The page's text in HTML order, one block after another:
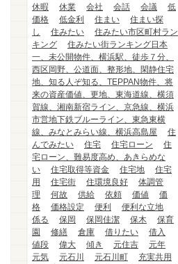
休暇
休業 会社 会話 会議
低
価格
低金利 住まい
住まい探
し
住みたい
住みたい市区町村ラン
キング
住みたい街ランキング日本
一、未公開物件、横浜駅、徒歩７分、
西区岡野、公道面、整形地、閑静住宅
地、知る人ぞ知る、TEPPAN物件、将
来の資産価値、更地、東海道線、横須
賀線、湘南新宿ライン、京急線、横浜
市営地下鉄ブルーライン、東急東横
線、みなとみらい線、横浜高島屋
住
んでみたい
住宅 住宅ローン
住
宅ローン、難易度高め、あきらめな
い
住宅取得等資金 住宅地
住宅
用
住宅街 住環境良好
体調管
理
何故 供給 依頼 価値
価
格
価格設定 便利
便利な立地
係る
保岡 保岡佳潔 保木
保育
園
修繕 倉庫 借りたい
借入
値段
偉大 傾き 元住吉
元年
元気
元石川 元石川町
充実共用